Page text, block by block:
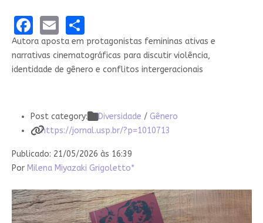
Facebook
EmailShare
Autora aposta em protagonistas femininas ativas e
narrativas cinematográficas para discutir violência,
identidade de gênero e conflitos intergeracionais
Post category: Diversidade / Gênero
https://jornal.usp.br/?p=1010713
Publicado: 21/05/2026 às 16:39
Por Milena Miyazaki Grigoletto*